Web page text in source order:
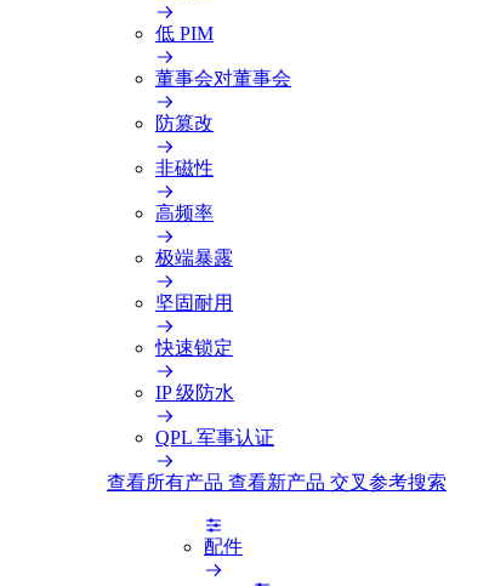
低 PIM
董事会对董事会
防篡改
非磁性
高频率
极端暴露
坚固耐用
快速锁定
IP 级防水
QPL 军事认证
查看所有产品 查看新产品 交叉参考搜索
配件